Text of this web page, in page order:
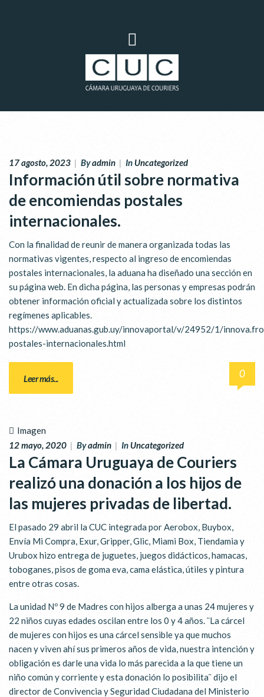
17 agosto, 2023 | Byadmin | In Uncategorized
Información útil sobre normativa
de encomiendas postales
internacionales.
Con la finalidad de reunir de manera organizada todas las
normativas vigentes, respecto al ingreso de encomiendas
postales internacionales, la aduana ha diseñado una sección en
su página web. En dicha página, las personas y empresas podrán
obtener información oficial y actualizada sobre los distintos
regímenes aplicables.
https://www.aduanas.gub.uy/innovaportal/v/24952/1/
postales-internacionales.html
Leer más... 0
Imagen
12 mayo, 2020 | Byadmin | In Uncategorized
La Cámara Uruguaya de Couriers
realizó una donación a los hijos de
las mujeres privadas de libertad.
El pasado 29 abril la CUC integrada por Aerobox, Buybox,
Envía Mi Compra, Exur, Gripper, Glic, Miami Box, Tiendamia y
Urubox hizo entrega de juguetes, juegos didácticos, hamacas,
toboganes, pisos de goma eva, cama elástica, útiles y pintura
entre otras cosas.
La unidad Nº 9 de Madres con hijos alberga a unas 24 mujeres y
22 niños cuyas edades oscilan entre los 0 y 4 años. ¨La cárcel
de mujeres con hijos es una cárcel sensible ya que muchos
nacen y viven ahí sus primeros años de vida, nuestra intención y
obligación es darle una vida lo más parecida a la que tiene un
niño común y corriente y esta donación lo posibilita¨ dijo el
director de Convivencia y Seguridad Ciudadana del Ministerio